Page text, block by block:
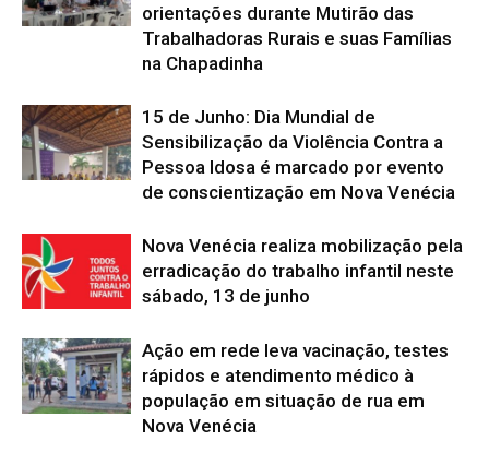
orientações durante Mutirão das
Trabalhadoras Rurais e suas Famílias
na Chapadinha
15 de Junho: Dia Mundial de
Sensibilização da Violência Contra a
Pessoa Idosa é marcado por evento
de conscientização em Nova Venécia
Nova Venécia realiza mobilização pela
erradicação do trabalho infantil neste
sábado, 13 de junho
Ação em rede leva vacinação, testes
rápidos e atendimento médico à
população em situação de rua em
Nova Venécia